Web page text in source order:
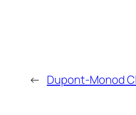
← Dupont-Monod